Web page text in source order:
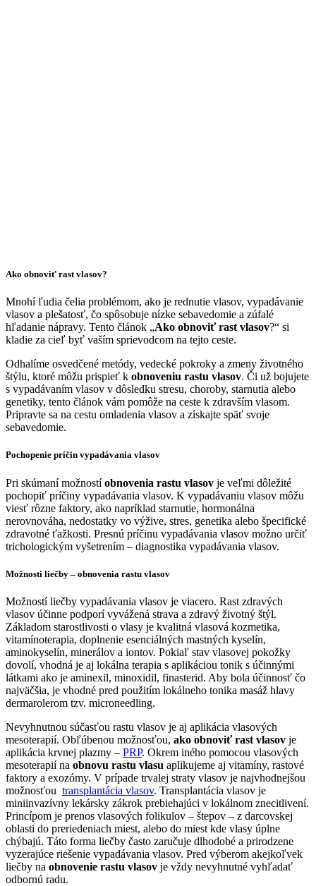
Ako obnoviť rast vlasov?
Mnohí ľudia čelia problémom, ako je rednutie vlasov, vypadávanie
vlasov a plešatosť, čo spôsobuje nízke sebavedomie a zúfalé
hľadanie nápravy. Tento článok „Ako obnoviť rast vlasov?“ si
kladie za cieľ byť vaším sprievodcom na tejto ceste.
Odhalíme osvedčené metódy, vedecké pokroky a zmeny životného
štýlu, ktoré môžu prispieť k obnoveniu rastu vlasov. Či už bojujete
s vypadávaním vlasov v dôsledku stresu, choroby, starnutia alebo
genetiky, tento článok vám pomôže na ceste k zdravším vlasom.
Pripravte sa na cestu omladenia vlasov a získajte späť svoje
sebavedomie.
Pochopenie príčin vypadávania vlasov
Pri skúmaní možnostíobnovenia rastu vlasov je veľmi dôležité
pochopiť príčiny vypadávania vlasov. K vypadávaniu vlasov môžu
viesť rôzne faktory, ako napríklad starnutie, hormonálna
nerovnováha, nedostatky vo výžive, stres, genetika alebo špecifické
zdravotné ťažkosti. Presnú príčinu vypadávania vlasov možno určiť
trichologickým vyšetrením – diagnostika vypadávania vlasov.
Možnosti liečby – obnovenia rastu vlasov
Možností liečby vypadávania vlasov je viacero. Rast zdravých
vlasov účinne podporí vyvážená strava a zdravý životný štýl.
Základom starostlivosti o vlasy je kvalitná vlasová kozmetika,
vitamínoterapia, doplnenie esenciálných mastných kyselín,
aminokyselín, minerálov a iontov. Pokiaľ stav vlasovej pokožky
dovolí, vhodná je aj lokálna terapia s aplikáciou tonik s účinnými
látkami ako je aminexil, minoxidil, finasterid. Aby bola účinnosť čo
najväčšia, je vhodné pred použitím lokálneho tonika masáž hlavy
dermarolerom tzv. microneedling.
Nevyhnutnou súčasťou rastu vlasov je aj aplikácia vlasových
mesoterapií. Obľúbenou možnosťou, ako obnoviť rast vlasov je
aplikácia krvnej plazmy – PRP. Okrem iného pomocou vlasových
mesoterapií na obnovu rastu vlasu aplikujeme aj vitamíny, rastové
faktory a exozómy. V prípade trvalej straty vlasov je najvhodnejšou
možnosťou transplantácia vlasov. Transplantácia vlasov je
miniinvazívny lekársky zákrok prebiehajúci v lokálnom znecitlivení.
Princípom je prenos vlasových folikulov – štepov – z darcovskej
oblasti do preriedeniach miest, alebo do miest kde vlasy úplne
chýbajú. Táto forma liečby často zaručuje dlhodobé a prirodzene
vyzerajúce riešenie vypadávania vlasov. Pred výberom akejkoľvek
liečby na obnovenie rastu vlasov je vždy nevyhnutné vyhľadať
odbornú radu.